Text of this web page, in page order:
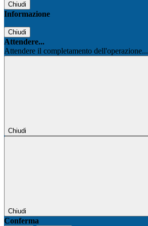
Chiudi
Informazione
Chiudi
Attendere...
Attendere il completamento dell'operazione...
Chiudi
Chiudi
Conferma